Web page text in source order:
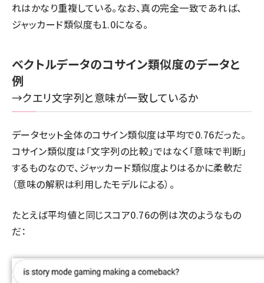
れはかなり重複している。なお、真の完全一致であれば、
ジャッカード類似度も1.0になる。
ベクトルデータのコサイン類似度のデータと
例
→クエリ文字列と意味が一致しているか
データセット全体のコサイン類似度は平均で0.76だった。
コサイン類似度は「文字列の比較」ではなく「意味で判断」
するものなので、ジャッカード類似度よりはるかに柔軟だ
（意味の解釈は利用したモデルによる）。
たとえば平均値と同じスコア0.76の例は次のようなもの
だ：